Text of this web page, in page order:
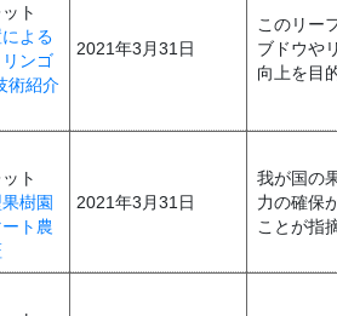
ト
よる
ンゴ
術紹介
2021年3月31日
このリー
ブドウや
向上を目
ト
樹園
ト農
2021年3月31日
我が国の
力の確保
ことが指